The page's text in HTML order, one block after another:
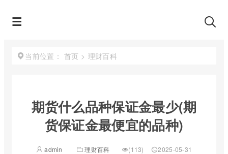
当前位置： 首页 > 理财百科
期货什么品种保证金最少(期
货保证金最便宜的品种)
admin 理财百科 (113)
2025-05-31